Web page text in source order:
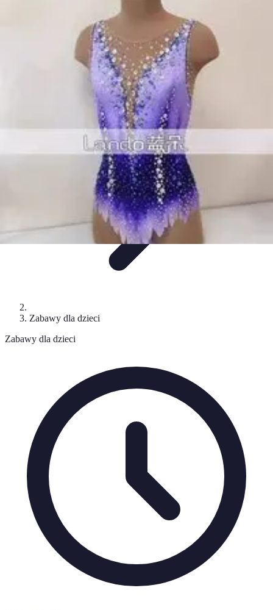
Zabawy dla dzieci
Zabawy na świeżym
Organizacja imprez Zabawy i Gry
Zabawa i Rozrywka
Zabawy dla dzieci
Zabawy dla dzieci